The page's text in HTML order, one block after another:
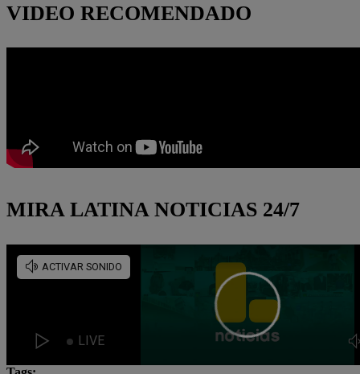
VIDEO RECOMENDADO
MIRA LATINA NOTICIAS 24/7